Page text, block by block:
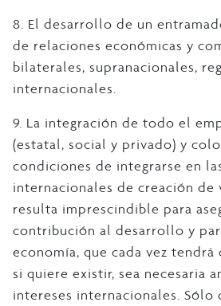
8. El desarrollo de un
de relaciones económicas y
bilaterales, supranacionales,
internacionales.
9. La integración de todo el
(estatal, social y privado) y
condiciones de integrarse en
internacionales de creación de
resulta imprescindible para
contribución al desarrollo y
economía, que cada vez tendrá
si quiere existir, sea necesaria
intereses internacionales. Sólo